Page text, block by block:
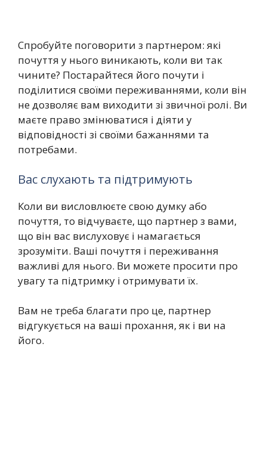
Спробуйте поговорити з партнером: які
почуття у нього виникають, коли ви так
чините? Постарайтеся його почути і
поділитися своїми переживаннями, коли він
не дозволяє вам виходити зі звичної ролі. Ви
маєте право змінюватися і діяти у
відповідності зі своїми бажаннями та
потребами.
Вас слухають та підтримують
Коли ви висловлюєте свою думку або
почуття, то відчуваєте, що партнер з вами,
що він вас вислуховує і намагається
зрозуміти. Ваші почуття і переживання
важливі для нього. Ви можете просити про
увагу та підтримку і отримувати їх.
Вам не треба благати про це, партнер
відгукується на ваші прохання, як і ви на
його.